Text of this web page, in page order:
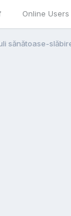
Online Users
sănătoase-